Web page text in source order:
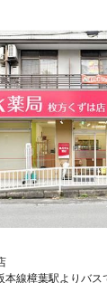
本線樟葉駅よりバス